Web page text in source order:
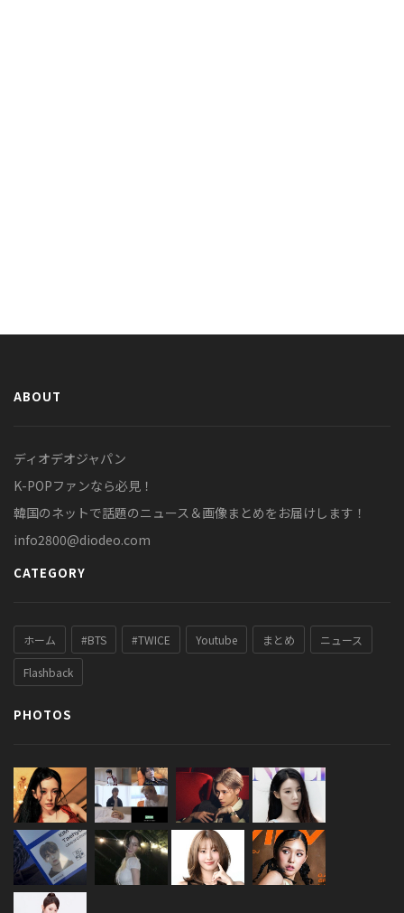
ABOUT
ディオデオジャパン
K-POPファンなら必見！
韓国のネットで話題のニュース＆画像まとめをお届けします！
info2800@diodeo.com
CATEGORY
ホーム #BTS #TWICE Youtube まとめ ニュース
Flashback
PHOTOS